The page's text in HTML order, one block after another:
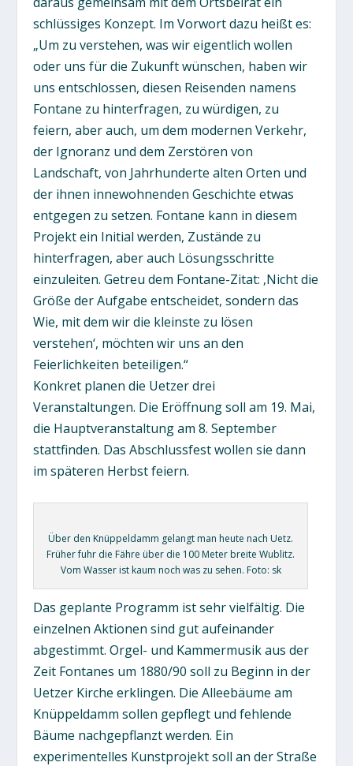
schlüssiges Konzept. Im Vorwort dazu heißt es:
„Um zu verstehen, was wir eigentlich wollen
oder uns für die Zukunft wünschen, haben wir
uns entschlossen, diesen Reisenden namens
Fontane zu hinterfragen, zu würdigen, zu
feiern, aber auch, um dem modernen Verkehr,
der Ignoranz und dem Zerstören von
Landschaft, von Jahrhunderte alten Orten und
der ihnen innewohnenden Geschichte etwas
entgegen zu setzen. Fontane kann in diesem
Projekt ein Initial werden, Zustände zu
hinterfragen, aber auch Lösungsschritte
einzuleiten. Getreu dem Fontane-Zitat: ‚Nicht die
Größe der Aufgabe entscheidet, sondern das
Wie, mit dem wir die kleinste zu lösen
verstehen‘, möchten wir uns an den
Feierlichkeiten beteiligen.“
Konkret planen die Uetzer drei
Veranstaltungen. Die Eröffnung soll am 19. Mai,
die Hauptveranstaltung am 8. September
stattfinden. Das Abschlussfest wollen sie dann
im späteren Herbst feiern.
Über den Knüppeldamm gelangt man heute nach Uetz.
Früher fuhr die Fähre über die 100 Meter breite Wublitz.
Vom Wasser ist kaum noch was zu sehen. Foto: sk
Das geplante Programm ist sehr vielfältig. Die
einzelnen Aktionen sind gut aufeinander
abgestimmt. Orgel- und Kammermusik aus der
Zeit Fontanes um 1880/90 soll zu Beginn in der
Uetzer Kirche erklingen. Die Alleebäume am
Knüppeldamm sollen gepflegt und fehlende
Bäume nachgepflanzt werden. Ein
experimentelles Kunstprojekt soll an der Straße